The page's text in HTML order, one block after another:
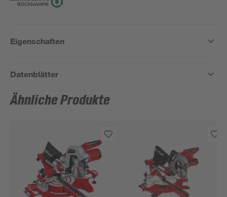
Eigenschaften
Datenblätter
Ähnliche Produkte